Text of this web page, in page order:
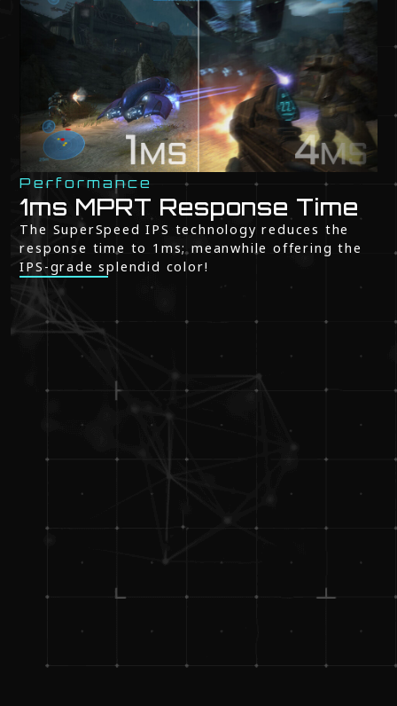
Performance
1ms MPRT Response Time
The SuperSpeed IPS technology reduces the
response time to 1ms; meanwhile offering the
IPS-grade splendid color!